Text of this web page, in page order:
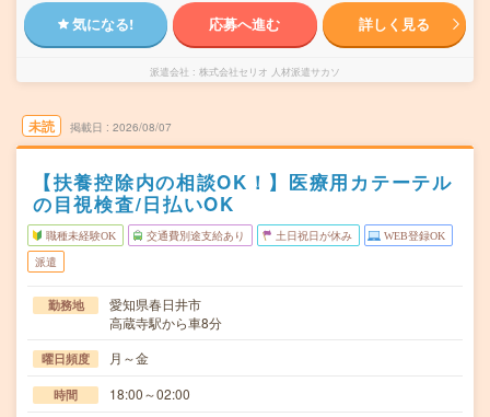
気になる! 応募へ進む 詳しく見る
派遣会社 株式会社セリオ 人材派遣サカソ
未読 掲載日 2026/08/07
【扶養控除内の相談OK！】医療用カテーテル
の目視検査/日払いOK
職種未経験OK 交通費別途支給あり 土日祝日が休み WEB登録OK
派遣
勤務地
愛知県春日井市
高蔵寺駅から車8分
曜日頻度 月～金
時間 18:00～02:00